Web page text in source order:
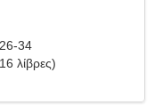
26-34
λίβρες)